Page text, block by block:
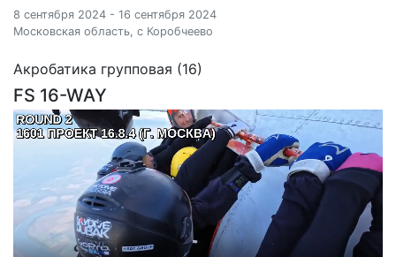
8 сентября 2024 - 16 сентября 2024
Московская область, с Коробчеево
Акробатика групповая (16)
FS 16-WAY